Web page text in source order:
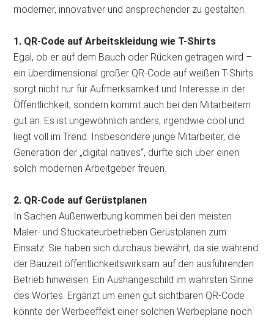
moderner, innovativer und ansprechender zu gestalten.
1. QR-Code auf Arbeitskleidung wie T-Shirts
Egal, ob er auf dem Bauch oder Rücken getragen wird –
ein überdimensional großer QR-Code auf weißen T-Shirts
sorgt nicht nur für Aufmerksamkeit und Interesse in der
Öffentlichkeit, sondern kommt auch bei den Mitarbeitern
gut an. Es ist ungewöhnlich anders, irgendwie cool und
liegt voll im Trend. Insbesondere junge Mitarbeiter, die
Generation der „digital natives“, dürfte sich über einen
solch modernen Arbeitgeber freuen.
2. QR-Code auf Gerüstplanen
In Sachen Außenwerbung kommen bei den meisten
Maler- und Stuckateurbetrieben Gerüstplanen zum
Einsatz. Sie haben sich durchaus bewährt, da sie während
der Bauzeit öffentlichkeitswirksam auf den ausführenden
Betrieb hinweisen. Ein Aushängeschild im wahrsten Sinne
des Wortes. Ergänzt um einen gut sichtbaren QR-Code
könnte der Werbeeffekt einer solchen Werbeplane noch